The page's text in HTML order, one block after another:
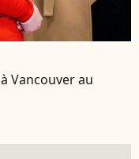
Vancouver au